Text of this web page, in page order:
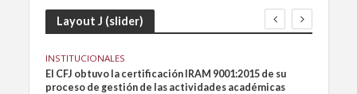
Layout J (slider)
INSTITUCIONALES
El CFJ obtuvo la certificación IRAM 9001:2015 de su
proceso de gestión de las actividades académicas